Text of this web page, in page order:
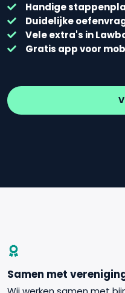
Handige
Duidelijke
Vele extra's in
Gratis app voor
Samen met